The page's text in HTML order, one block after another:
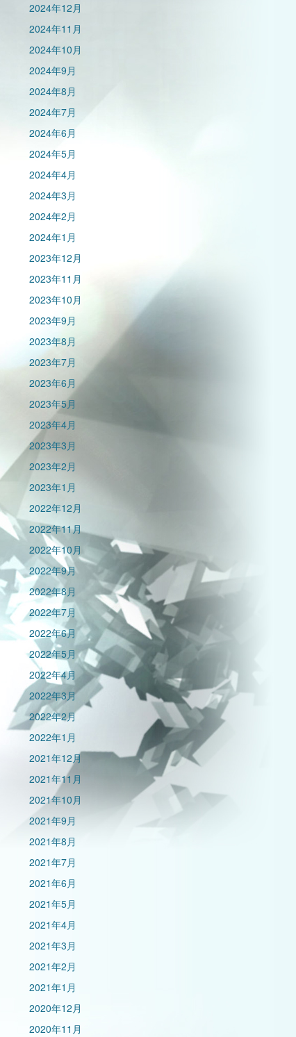
2024年12月
2024年11月
2024年10月
2024年9月
2024年8月
2024年7月
2024年6月
2024年5月
2024年4月
2024年3月
2024年2月
2024年1月
2023年12月
2023年11月
2023年10月
2023年9月
2023年8月
2023年7月
2023年6月
2023年5月
2023年4月
2023年3月
2023年2月
2023年1月
2022年12月
2022年11月
2022年10月
2022年9月
2022年8月
2022年7月
2022年6月
2022年5月
2022年4月
2022年3月
2022年2月
2022年1月
2021年12月
2021年11月
2021年10月
2021年9月
2021年8月
2021年7月
2021年6月
2021年5月
2021年4月
2021年3月
2021年2月
2021年1月
2020年12月
2020年11月